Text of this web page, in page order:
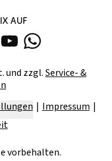
AUF
und zzgl.Service- &
Impressum
vorbehalten.